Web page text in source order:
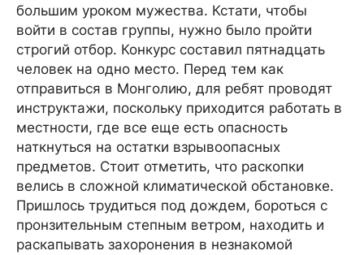
большим уроком мужества. Кстати, чтобы
войти в состав группы, нужно было пройти
строгий отбор. Конкурс составил пятнадцать
человек на одно место. Перед тем как
отправиться в Монголию, для ребят проводят
инструктажи, поскольку приходится работать в
местности, где все еще есть опасность
наткнуться на остатки взрывоопасных
предметов. Стоит отметить, что раскопки
велись в сложной климатической обстановке.
Пришлось трудиться под дождем, бороться с
пронзительным степным ветром, находить и
раскапывать захоронения в незнакомой